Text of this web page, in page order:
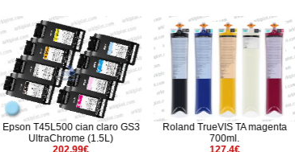
Roland TrueVIS TA magenta
700ml.
Clavata EcoSol
1000ml.